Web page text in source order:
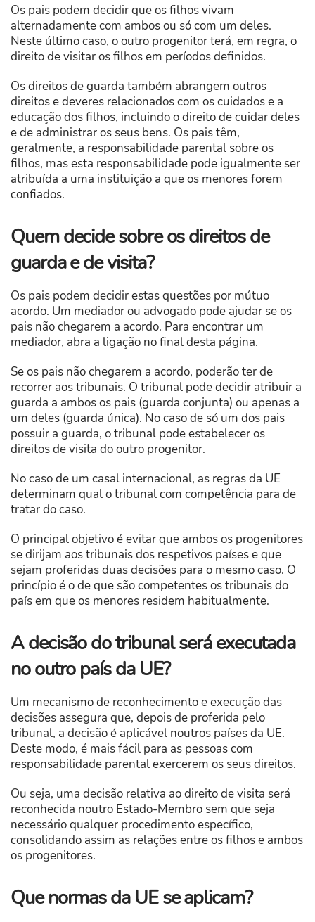
Os pais podem decidir que os filhos vivam
alternadamente com ambos ou só com um deles.
Neste último caso, o outro progenitor terá, em regra, o
direito de visitar os filhos em períodos definidos.
Os direitos de guarda também abrangem outros
direitos e deveres relacionados com os cuidados e a
educação dos filhos, incluindo o direito de cuidar deles
e de administrar os seus bens. Os pais têm,
geralmente, a responsabilidade parental sobre os
filhos, mas esta responsabilidade pode igualmente ser
atribuída a uma instituição a que os menores forem
confiados.
Quem decide sobre os direitos de
guarda e de visita?
Os pais podem decidir estas questões por mútuo
acordo. Um mediador ou advogado pode ajudar se os
pais não chegarem a acordo. Para encontrar um
mediador, abra a ligação no final desta página.
Se os pais não chegarem a acordo, poderão ter de
recorrer aos tribunais. O tribunal pode decidir atribuir a
guarda a ambos os pais (guarda conjunta) ou apenas a
um deles (guarda única). No caso de só um dos pais
possuir a guarda, o tribunal pode estabelecer os
direitos de visita do outro progenitor.
No caso de um casal internacional, as regras da UE
determinam qual o tribunal com competência para de
tratar do caso.
O principal objetivo é evitar que ambos os progenitores
se dirijam aos tribunais dos respetivos países e que
sejam proferidas duas decisões para o mesmo caso. O
princípio é o de que são competentes os tribunais do
país em que os menores residem habitualmente.
A decisão do tribunal será executada
no outro país da UE?
Um mecanismo de reconhecimento e execução das
decisões assegura que, depois de proferida pelo
tribunal, a decisão é aplicável noutros países da UE.
Deste modo, é mais fácil para as pessoas com
responsabilidade parental exercerem os seus direitos.
Ou seja, uma decisão relativa ao direito de visita será
reconhecida noutro Estado-Membro sem que seja
necessário qualquer procedimento específico,
consolidando assim as relações entre os filhos e ambos
os progenitores.
Que normas da UE se aplicam?